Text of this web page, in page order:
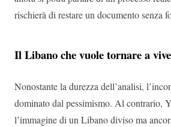
rischierà di restare un documento senza
Il Libano che vuole tornare a
Nonostante la durezza dell’analisi,
dominato dal pessimismo. Al contrario,
l’immagine di un Libano diviso ma